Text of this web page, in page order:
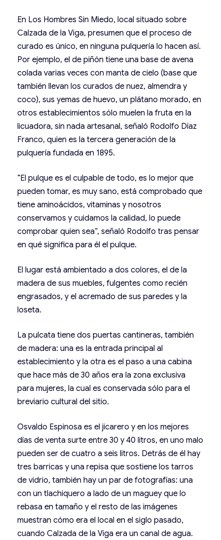
En Los Hombres Sin Miedo, local situado sobre
Calzada de la Viga, presumen que el proceso de
curado es único, en ninguna pulquería lo hacen así.
Por ejemplo, el de piñón tiene una base de avena
colada varias veces con manta de cielo (base que
también llevan los curados de nuez, almendra y
coco), sus yemas de huevo, un plátano morado, en
otros establecimientos sólo muelen la fruta en la
licuadora, sin nada artesanal, señaló Rodolfo Díaz
Franco, quien es la tercera generación de la
pulquería fundada en 1895.
“El pulque es el culpable de todo, es lo mejor que
pueden tomar, es muy sano, está comprobado que
tiene aminoácidos, vitaminas y nosotros
conservamos y cuidamos la calidad, lo puede
comprobar quien sea”, señaló Rodolfo tras pensar
en qué significa para él el pulque.
El lugar está ambientado a dos colores, el de la
madera de sus muebles, fulgentes como recién
engrasados, y el acremado de sus paredes y la
loseta.
La pulcata tiene dos puertas cantineras, también
de madera: una es la entrada principal al
establecimiento y la otra es el paso a una cabina
que hace más de 30 años era la zona exclusiva
para mujeres, la cual es conservada sólo para el
breviario cultural del sitio.
Osvaldo Espinosa es el jicarero y en los mejores
días de venta surte entre 30 y 40 litros, en uno malo
pueden ser de cuatro a seis litros. Detrás de él hay
tres barricas y una repisa que sostiene los tarros
de vidrio, también hay un par de fotografías: una
con un tlachiquero a lado de un maguey que lo
rebasa en tamaño y el resto de las imágenes
muestran cómo era el local en el siglo pasado,
cuando Calzada de la Viga era un canal de agua.